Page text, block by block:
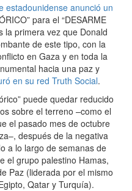
estadounidense anunció un
para el “DESARME
la primera vez que Donald
de este tipo, con la
en Gaza y en toda la
hacia una paz y
en su red Truth Social.
puede quedar reducido
sobre el terreno –como el
el pasado mes de octubre
después de la negativa
a lo largo de semanas de
el grupo palestino Hamas,
Paz (liderada por el mismo
Qatar y Turquía).